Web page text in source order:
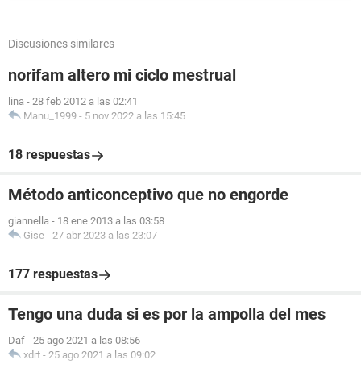
Discusiones similares
norifam altero mi ciclo mestrual
lina - 28 feb 2012 a las 02:41
Manu_1999 - 5 nov 2022 a las 15:45
18 respuestas
Método anticonceptivo que no engorde
giannella - 18 ene 2013 a las 03:58
Gise - 27 abr 2023 a las 23:07
177 respuestas
Tengo una duda si es por la ampolla del mes
Daf - 25 ago 2021 a las 08:56
xdrt - 25 ago 2021 a las 09:02